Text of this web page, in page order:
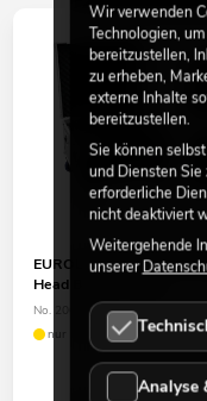
EUROLITE Set 4x LED
Head Beam + Case
No. 20000357
nur noch wenige verfügbar
Wir verwenden
Technologien,
bereitzustellen,
zu erheben,
externe Inhalte
bereitzustellen.
Sie können
und Diensten
erforderliche
nicht deaktiviert
Weitergehende
unserer
Analyse